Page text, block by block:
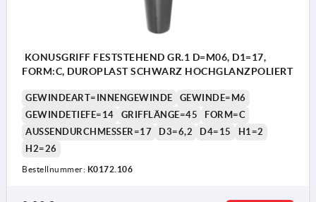
KONUSGRIFF FESTSTEHEND GR.1 D=M06, D1=17,
FORM:C, DUROPLAST SCHWARZ HOCHGLANZPOLIERT
GEWINDEART=INNENGEWINDE
GEWINDE=M6
GEWINDETIEFE=14
GRIFFLÄNGE=45
FORM=C
AUSSENDURCHMESSER=17
D3=6,2 D4=15
H1=2
H2=26
Bestellnummer: K0172.106